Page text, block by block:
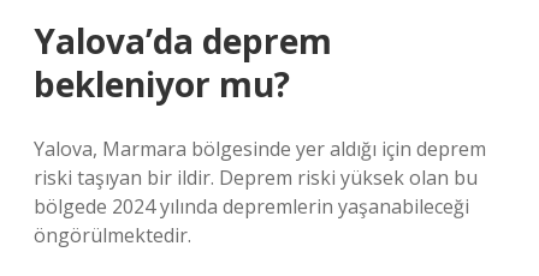
Yalova’da deprem
bekleniyor mu?
Yalova, Marmara bölgesinde yer aldığı için deprem
riski taşıyan bir ildir. Deprem riski yüksek olan bu
bölgede 2024 yılında depremlerin yaşanabileceği
öngörülmektedir.